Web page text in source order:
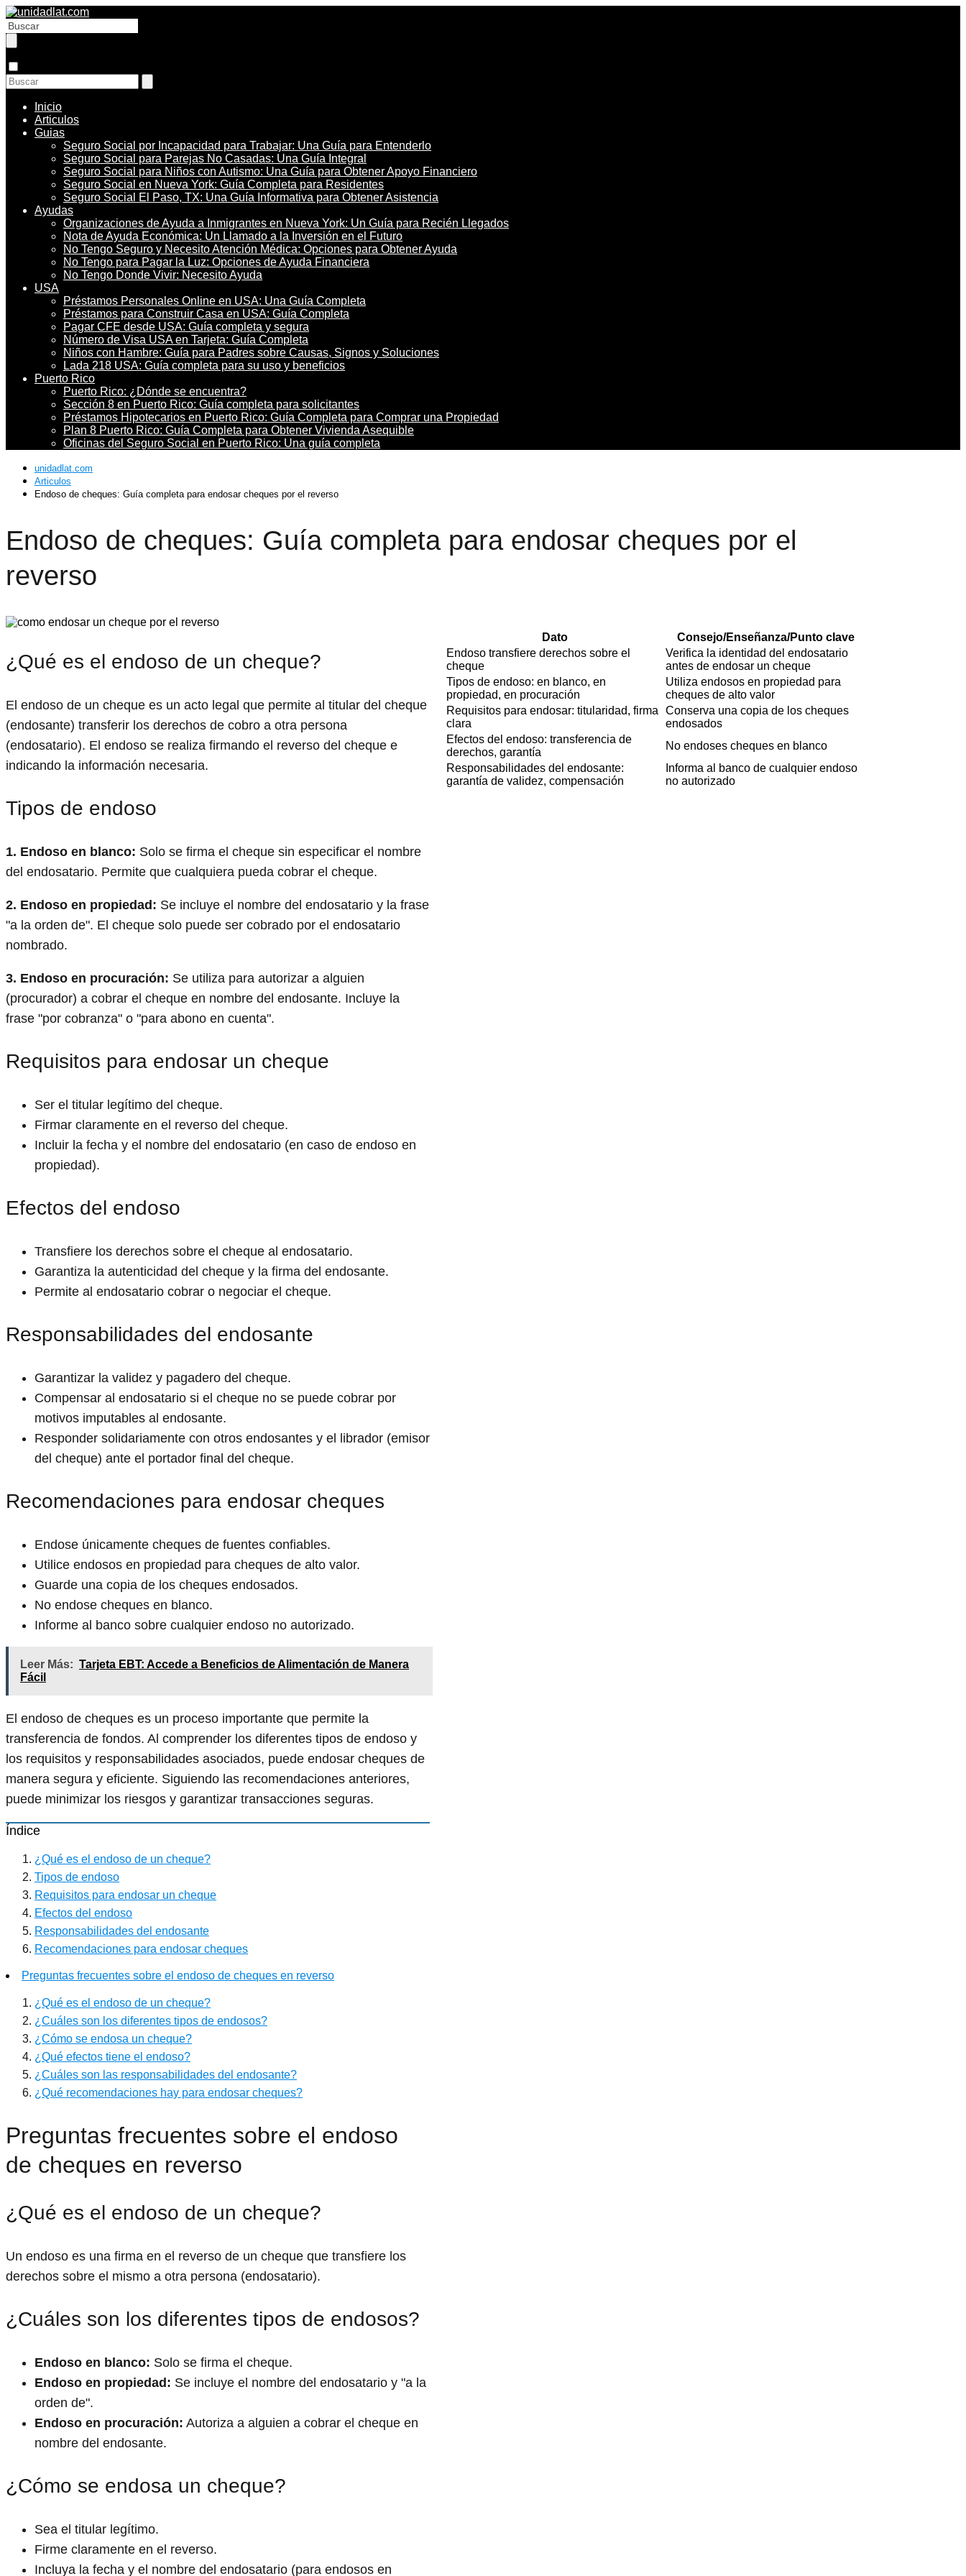
Inicio
Articulos
Guias
Seguro Social por Incapacidad para Trabajar: Una Guía para Entenderlo
Seguro Social para Parejas No Casadas: Una Guía Integral
Seguro Social para Niños con Autismo: Una Guía para Obtener Apoyo Financiero
Seguro Social en Nueva York: Guía Completa para Residentes
Seguro Social El Paso, TX: Una Guía Informativa para Obtener Asistencia
Ayudas
Organizaciones de Ayuda a Inmigrantes en Nueva York: Un Guía para Recién Llegados
Nota de Ayuda Económica: Un Llamado a la Inversión en el Futuro
No Tengo Seguro y Necesito Atención Médica: Opciones para Obtener Ayuda
No Tengo para Pagar la Luz: Opciones de Ayuda Financiera
No Tengo Donde Vivir: Necesito Ayuda
USA
Préstamos Personales Online en USA: Una Guía Completa
Préstamos para Construir Casa en USA: Guía Completa
Pagar CFE desde USA: Guía completa y segura
Número de Visa USA en Tarjeta: Guía Completa
Niños con Hambre: Guía para Padres sobre Causas, Signos y Soluciones
Lada 218 USA: Guía completa para su uso y beneficios
Puerto Rico
Puerto Rico: ¿Dónde se encuentra?
Sección 8 en Puerto Rico: Guía completa para solicitantes
Préstamos Hipotecarios en Puerto Rico: Guía Completa para Comprar una Propiedad
Plan 8 Puerto Rico: Guía Completa para Obtener Vivienda Asequible
Oficinas del Seguro Social en Puerto Rico: Una guía completa
unidadlat.com
Articulos
Endoso de cheques: Guía completa para endosar cheques por el reverso
Endoso de cheques: Guía completa para endosar cheques por el
reverso
¿Qué es el endoso de un cheque?
El endoso de un cheque es un acto legal que permite al titular del cheque
(endosante) transferir los derechos de cobro a otra persona
(endosatario). El endoso se realiza firmando el reverso del cheque e
indicando la información necesaria.
Tipos de endoso
1. Endoso en blanco: Solo se firma el cheque sin especificar el nombre
del endosatario. Permite que cualquiera pueda cobrar el cheque.
2. Endoso en propiedad: Se incluye el nombre del endosatario y la frase
"a la orden de". El cheque solo puede ser cobrado por el endosatario
nombrado.
3. Endoso en procuración: Se utiliza para autorizar a alguien
(procurador) a cobrar el cheque en nombre del endosante. Incluye la
frase "por cobranza" o "para abono en cuenta".
Requisitos para endosar un cheque
Ser el titular legítimo del cheque.
Firmar claramente en el reverso del cheque.
Incluir la fecha y el nombre del endosatario (en caso de endoso en
propiedad).
Efectos del endoso
Transfiere los derechos sobre el cheque al endosatario.
Garantiza la autenticidad del cheque y la firma del endosante.
Permite al endosatario cobrar o negociar el cheque.
Responsabilidades del endosante
Garantizar la validez y pagadero del cheque.
Compensar al endosatario si el cheque no se puede cobrar por
motivos imputables al endosante.
Responder solidariamente con otros endosantes y el librador (emisor
del cheque) ante el portador final del cheque.
Recomendaciones para endosar cheques
Endose únicamente cheques de fuentes confiables.
Utilice endosos en propiedad para cheques de alto valor.
Guarde una copia de los cheques endosados.
No endose cheques en blanco.
Informe al banco sobre cualquier endoso no autorizado.
Leer Más: Tarjeta EBT: Accede a Beneficios de Alimentación de Manera
Fácil
El endoso de cheques es un proceso importante que permite la
transferencia de fondos. Al comprender los diferentes tipos de endoso y
los requisitos y responsabilidades asociados, puede endosar cheques de
manera segura y eficiente. Siguiendo las recomendaciones anteriores,
puede minimizar los riesgos y garantizar transacciones seguras.
Índice
¿Qué es el endoso de un cheque?
Tipos de endoso
Requisitos para endosar un cheque
Efectos del endoso
Responsabilidades del endosante
Recomendaciones para endosar cheques
Preguntas frecuentes sobre el endoso de cheques en reverso
¿Qué es el endoso de un cheque?
¿Cuáles son los diferentes tipos de endosos?
¿Cómo se endosa un cheque?
¿Qué efectos tiene el endoso?
¿Cuáles son las responsabilidades del endosante?
¿Qué recomendaciones hay para endosar cheques?
Preguntas frecuentes sobre el endoso
de cheques en reverso
¿Qué es el endoso de un cheque?
Un endoso es una firma en el reverso de un cheque que transfiere los
derechos sobre el mismo a otra persona (endosatario).
¿Cuáles son los diferentes tipos de endosos?
Endoso en blanco: Solo se firma el cheque.
Endoso en propiedad: Se incluye el nombre del endosatario y "a la
orden de".
Endoso en procuración: Autoriza a alguien a cobrar el cheque en
nombre del endosante.
¿Cómo se endosa un cheque?
Sea el titular legítimo.
Firme claramente en el reverso.
Incluya la fecha y el nombre del endosatario (para endosos en
Dato
Consejo/Enseñanza/Punto clave
Endoso transfiere derechos sobre el
cheque
Verifica la identidad del endosatario
antes de endosar un cheque
Tipos de endoso: en blanco, en
propiedad, en procuración
Utiliza endosos en propiedad para
cheques de alto valor
Requisitos para endosar: titularidad, firma
clara
Conserva una copia de los cheques
endosados
Efectos del endoso: transferencia de
derechos, garantía
No endoses cheques en blanco
Responsabilidades del endosante:
garantía de validez, compensación
Informa al banco de cualquier endoso
no autorizado